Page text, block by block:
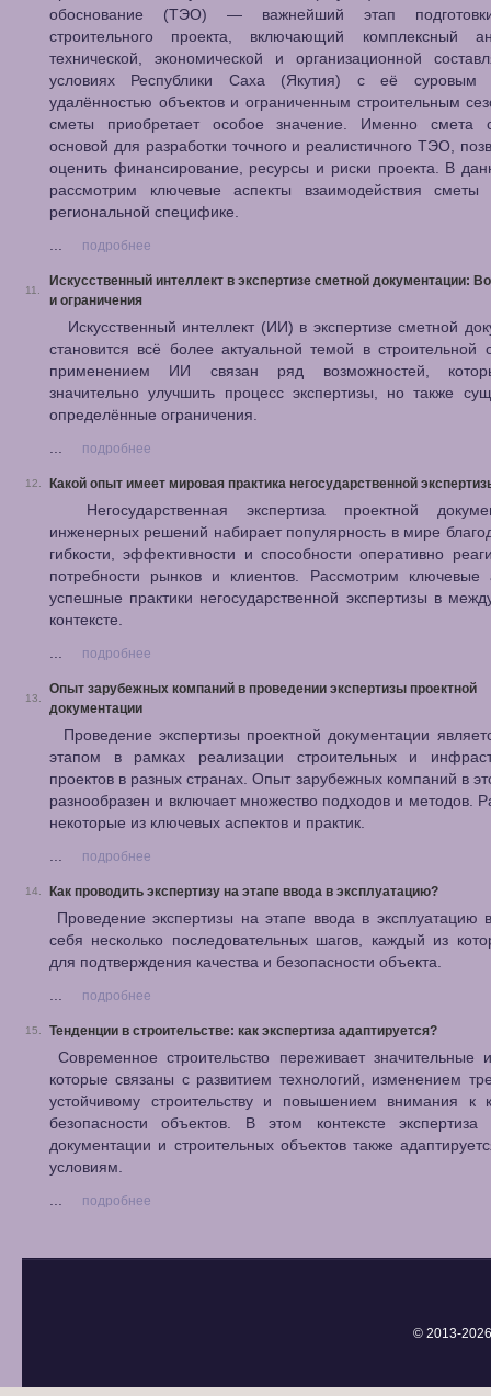
обоснование (ТЭО) — важнейший этап
строительного проекта, включающий комплексный
технической, экономической и организационной
условиях Республики Саха (Якутия) с её суровым
удалённостью объектов и ограниченным строительным
сметы приобретает особое значение. Именно смета
основой для разработки точного и реалистичного ТЭО,
оценить финансирование, ресурсы и риски проекта. В
рассмотрим ключевые аспекты взаимодействия
региональной специфике.
...
подробнее
11.
Искусственный интеллект в экспертизе сметной документации:
и ограничения
Искусственный интеллект (ИИ) в экспертизе сметной
становится всё более актуальной темой в строительной
применением ИИ связан ряд возможностей,
значительно улучшить процесс экспертизы, но также
определённые ограничения.
...
подробнее
12. Какой опыт имеет мировая практика негосударственной
Негосударственная экспертиза проектной
инженерных решений набирает популярность в мире
гибкости, эффективности и способности оперативно
потребности рынков и клиентов. Рассмотрим ключевые
успешные практики негосударственной экспертизы в
контексте.
...
подробнее
13.
Опыт зарубежных компаний в проведении экспертизы проектной
документации
Проведение экспертизы проектной документации
этапом в рамках реализации строительных и
проектов в разных странах. Опыт зарубежных компаний в
разнообразен и включает множество подходов и методов.
некоторые из ключевых аспектов и практик.
...
подробнее
14. Как проводить экспертизу на этапе ввода в эксплуатацию?
Проведение экспертизы на этапе ввода в эксплуатацию
себя несколько последовательных шагов, каждый из
для подтверждения качества и безопасности объекта.
...
подробнее
15. Тенденции в строительстве: как экспертиза адаптируется?
Современное строительство переживает значительные
которые связаны с развитием технологий, изменением
устойчивому строительству и повышением внимания к
безопасности объектов. В этом контексте экспертиза
документации и строительных объектов также
условиям.
...
подробнее
© 2013-